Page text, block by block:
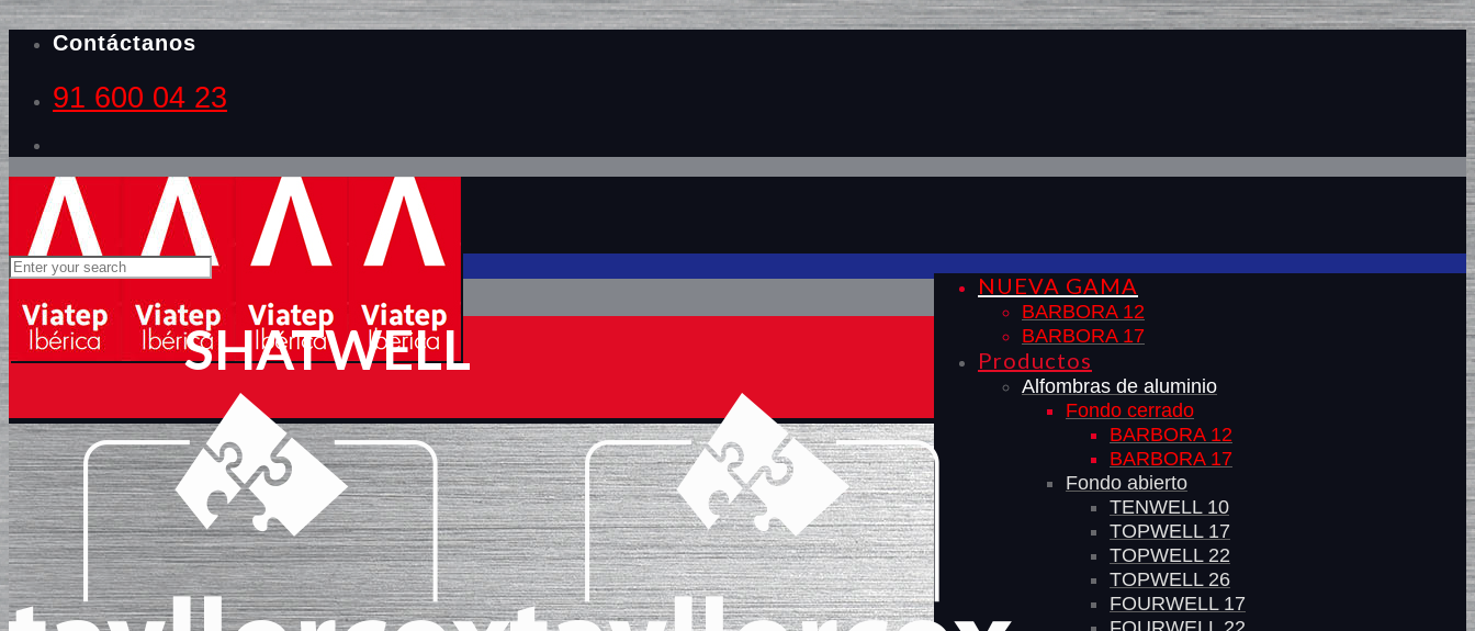
Contáctanos
91 600 04 23
NUEVA GAMA
BARBORA 12
BARBORA 17
Productos
Alfombras de aluminio
Fondo cerrado
BARBORA 12
BARBORA 17
Fondo abierto
TENWELL 10
TOPWELL 17
TOPWELL 22
TOPWELL 26
FOURWELL 17
SHATWELL